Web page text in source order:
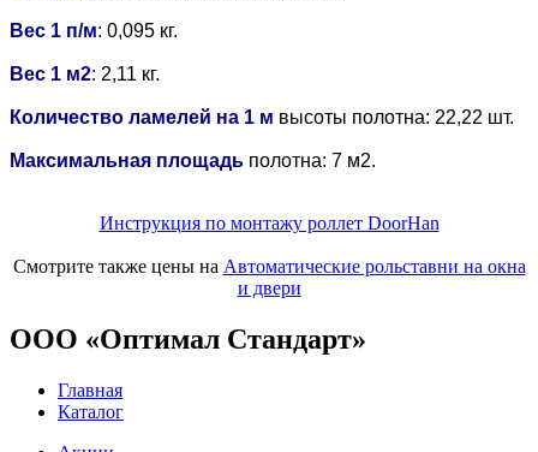
Вес 1 п/м: 0,095 кг.
Вес 1 м2: 2,11 кг.
Количество ламелей на 1 м высоты полотна: 22,22 шт.
Максимальная площадь полотна: 7 м2.
Инструкция по монтажу роллет DoorHan
Смотрите также цены на Автоматические рольставни на окна
и двери
ООО «Оптимал Стандарт»
Главная
Каталог